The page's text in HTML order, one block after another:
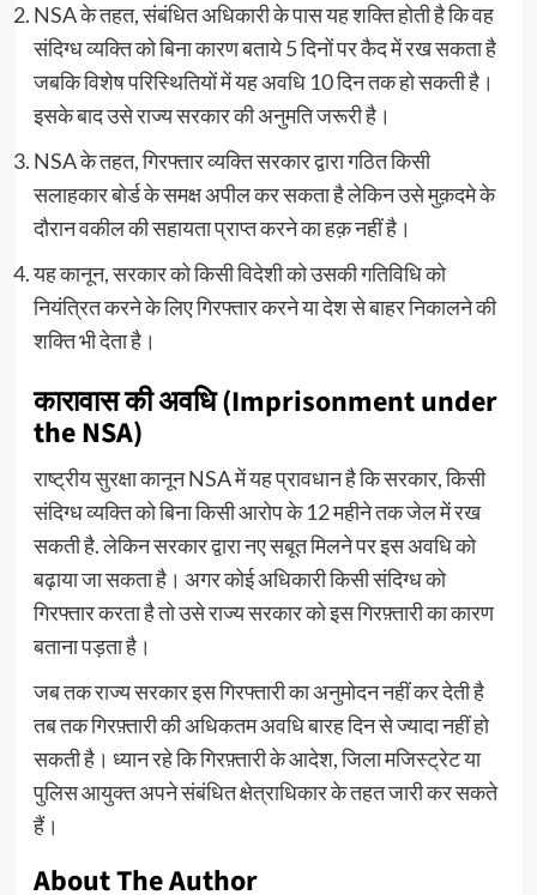
NSA के तहत, संबंधित अधिकारी के पास यह शक्ति होती है कि वह
संदिग्ध व्यक्ति को बिना कारण बताये 5 दिनों पर कैद में रख सकता है
जबकि विशेष परिस्थितियों में यह अवधि 10 दिन तक हो सकती है।
इसके बाद उसे राज्य सरकार की अनुमति जरूरी है।
NSA के तहत, गिरफ्तार व्यक्ति सरकार द्वारा गठित किसी
सलाहकार बोर्ड के समक्ष अपील कर सकता है लेकिन उसे मुक़दमे के
दौरान वकील की सहायता प्राप्त करने का हक़ नहीं है।
यह कानून, सरकार को किसी विदेशी को उसकी गतिविधि को
नियंत्रित करने के लिए गिरफ्तार करने या देश से बाहर निकालने की
शक्ति भी देता है।
कारावास की अवधि (Imprisonment under
the NSA)
राष्ट्रीय सुरक्षा कानून NSA में यह प्रावधान है कि सरकार, किसी
संदिग्ध व्यक्ति को बिना किसी आरोप के 12 महीने तक जेल में रख
सकती है. लेकिन सरकार द्वारा नए सबूत मिलने पर इस अवधि को
बढ़ाया जा सकता है। अगर कोई अधिकारी किसी संदिग्ध को
गिरफ्तार करता है तो उसे राज्य सरकार को इस गिरफ़्तारी का कारण
बताना पड़ता है।
जब तक राज्य सरकार इस गिरफ्तारी का अनुमोदन नहीं कर देती है
तब तक गिरफ़्तारी की अधिकतम अवधि बारह दिन से ज्यादा नहीं हो
सकती है। ध्यान रहे कि गिरफ़्तारी के आदेश, जिला मजिस्ट्रेट या
पुलिस आयुक्त अपने संबंधित क्षेत्राधिकार के तहत जारी कर सकते
हैं।
About The Author